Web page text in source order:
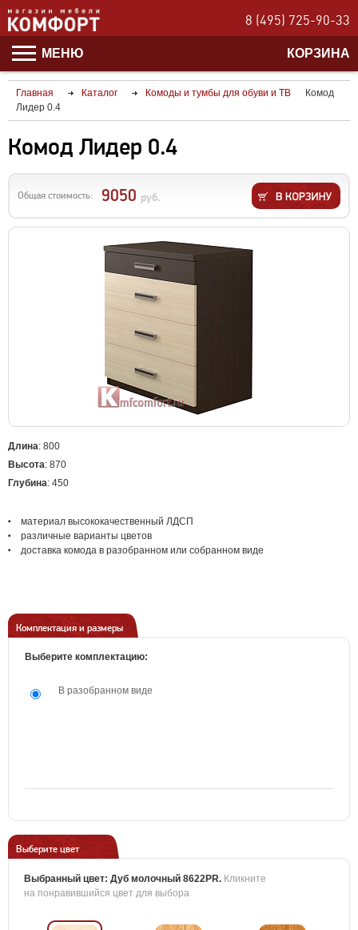
8 (495) 725-90-33
МЕНЮ КОРЗИНА
Главная Каталог Комоды и тумбы для обуви и ТВ
Комод
Лидер 0.4
Комод Лидер 0.4
Общая стоимость: 9050 руб.
Длина: 800
Высота: 870
Глубина: 450
материал высококачественный ЛДСП
различные варианты цветов
доставка комода в разобранном или собранном виде
Комплектация и размеры
Выберите комплектацию:
В разобранном виде
Выберите цвет
Выбранный цвет: Дуб молочный 8622PR. Кликните
на понравившийся цвет для выбора